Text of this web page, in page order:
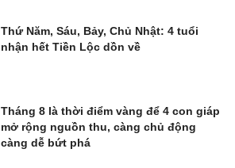
Thứ Năm, Sáu, Bảy, Chủ Nhật: 4 tuổi
nhận hết Tiền Lộc dồn về
Tháng 8 là thời điểm vàng để 4 con giáp
mở rộng nguồn thu, càng chủ động
càng dễ bứt phá